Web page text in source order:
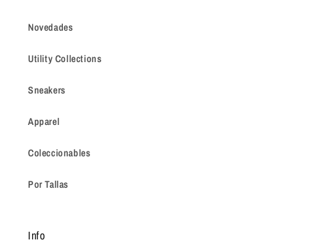
Novedades
Utility Collections
Sneakers
Apparel
Coleccionables
Por Tallas
Info